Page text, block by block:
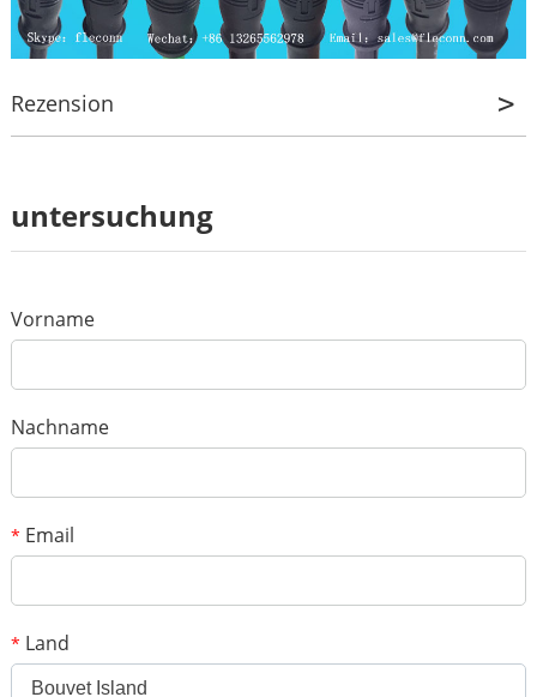
Rezension
Rezension
*Botschaft
untersuchung
Vorname
Nachname
* Email
* Land
Bouvet Island